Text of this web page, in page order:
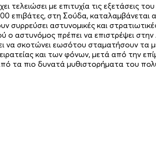
με επιτυχία τις εξετάσεις
επιβάτες, στη Σούδα,
αστυνομικές και
ο αστυνόμος πρέπει να επιστρέψει
να σκοτώνει εωσότου σταματήσουν τα
και των φόνων, μετά από την
τα πιο δυνατά μυθιστορήματα του